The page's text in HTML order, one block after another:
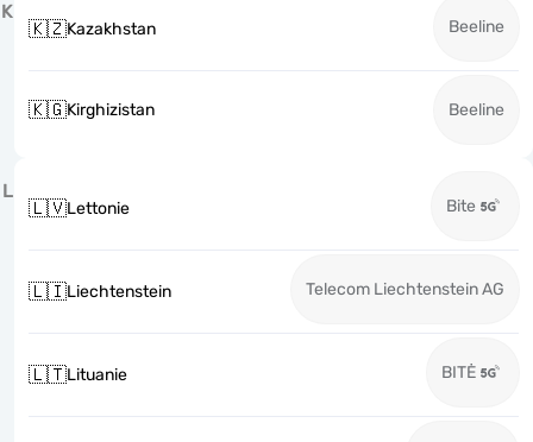
K
🇰🇿Kazakhstan Beeline
🇰🇬Kirghizistan Beeline
L
🇱🇻Lettonie Bite
🇱🇮Liechtenstein Telecom Liechtenstein AG
🇱🇹Lituanie BITĖ